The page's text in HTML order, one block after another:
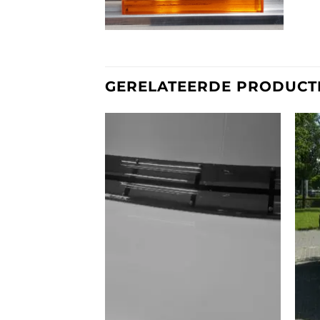
GERELATEERDE